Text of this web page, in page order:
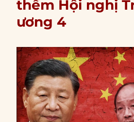
thềm Hội nghị
ương 4